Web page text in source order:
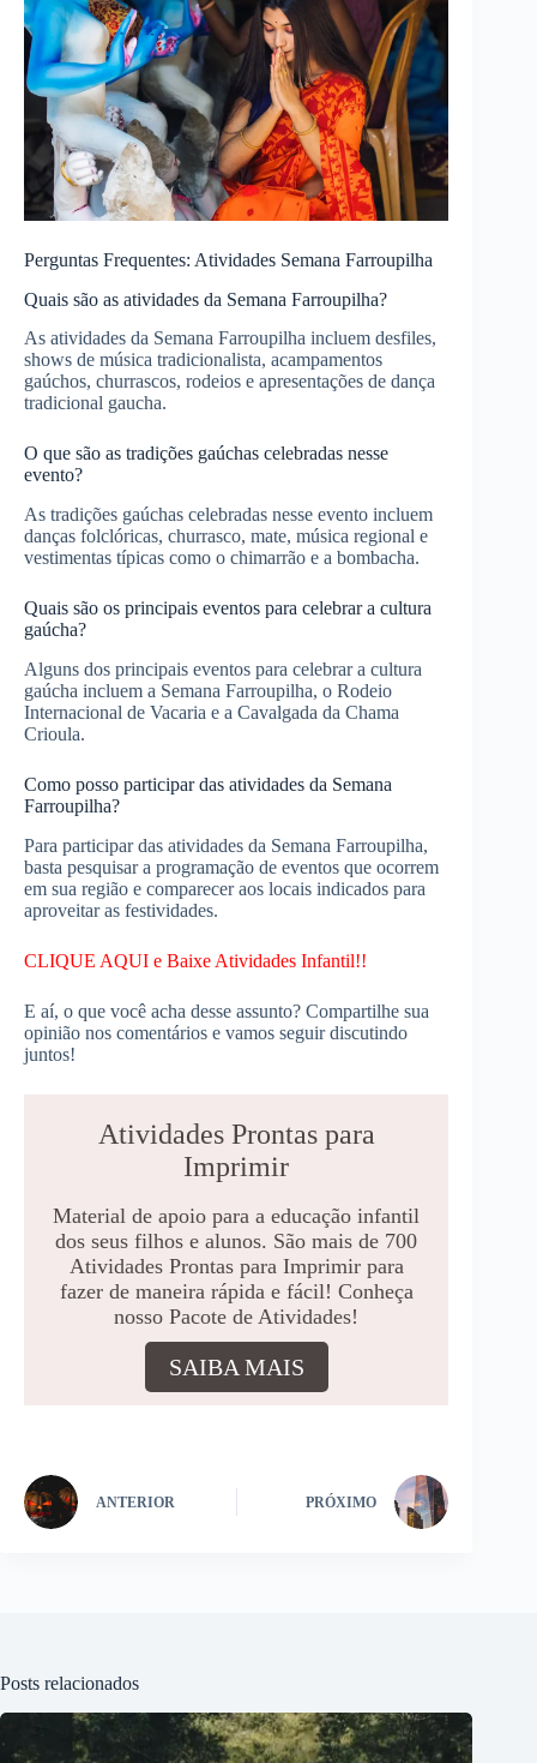
Perguntas Frequentes: Atividades Semana Farroupilha
Quais são as atividades da Semana Farroupilha?
As atividades da Semana Farroupilha incluem desfiles,
shows de música tradicionalista, acampamentos
gaúchos, churrascos, rodeios e apresentações de dança
tradicional gaucha.
O que são as tradições gaúchas celebradas nesse
evento?
As tradições gaúchas celebradas nesse evento incluem
danças folclóricas, churrasco, mate, música regional e
vestimentas típicas como o chimarrão e a bombacha.
Quais são os principais eventos para celebrar a cultura
gaúcha?
Alguns dos principais eventos para celebrar a cultura
gaúcha incluem a Semana Farroupilha, o Rodeio
Internacional de Vacaria e a Cavalgada da Chama
Crioula.
Como posso participar das atividades da Semana
Farroupilha?
Para participar das atividades da Semana Farroupilha,
basta pesquisar a programação de eventos que ocorrem
em sua região e comparecer aos locais indicados para
aproveitar as festividades.
CLIQUE AQUI e Baixe Atividades Infantil!!
E aí, o que você acha desse assunto? Compartilhe sua
opinião nos comentários e vamos seguir discutindo
juntos!
Atividades Prontas para
Imprimir
Material de apoio para a educação infantil
dos seus filhos e alunos. São mais de 700
Atividades Prontas para Imprimir para
fazer de maneira rápida e fácil! Conheça
nosso Pacote de Atividades!
SAIBA MAIS
ANTERIOR PRÓXIMO
Posts relacionados